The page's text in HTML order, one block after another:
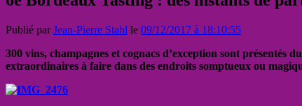
Publié parJean-Pierre Stahl le 09/12/2017 à 18:10:55
300 vins, champagnes et cognacs d’exception sont
extraordinaires à faire dans des endroits somptueux ou